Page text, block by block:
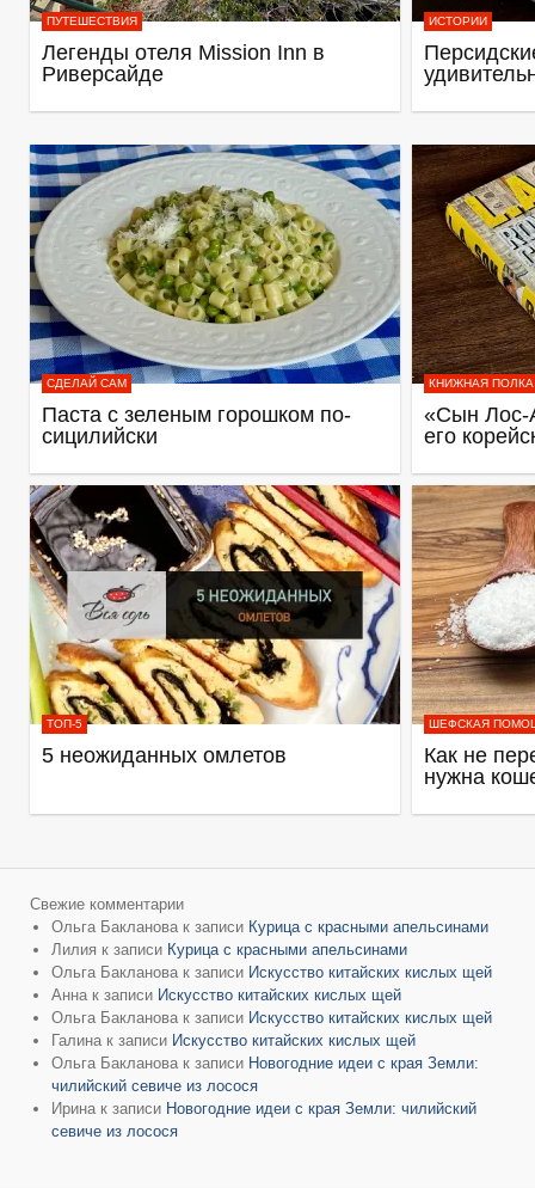
ПУТЕШЕСТВИЯ
Легенды отеля Mission Inn в
Риверсайде
ИСТОРИИ
СДЕЛАЙ САМ
Паста с зеленым горошком по-
сицилийски
КНИЖНАЯ ПОЛКА
«Сын Лос-
его
ТОП-5
5 неожиданных омлетов
ШЕФСКАЯ
Как не
нужна
Свежие комментарии
Ольга Бакланова к записи Курица с красными апельсинами
Лилия к записи Курица с красными апельсинами
Ольга Бакланова к записи Искусство китайских кислых щей
Анна к записи Искусство китайских кислых щей
Ольга Бакланова к записи Искусство китайских кислых щей
Галина к записи Искусство китайских кислых щей
Ольга Бакланова к записи Новогодние идеи с края Земли:
чилийский севиче из лосося
Ирина к записи Новогодние идеи с края Земли: чилийский
севиче из лосося